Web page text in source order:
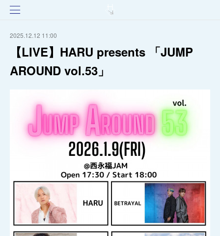
2025.12.12 11:00
【LIVE】HARU presents 「JUMP
AROUND vol.53」